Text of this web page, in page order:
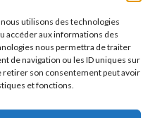
utilisons des technologies
accéder aux informations des
nous permettra de traiter
de navigation ou les ID uniques sur
retirer son consentement peut avoir
et fonctions.